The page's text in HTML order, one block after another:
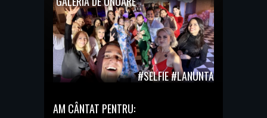
#SELFIE #LANUNTA
AM CÂNTAT PENTRU: